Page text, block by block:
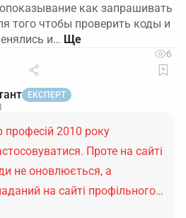
как запрашивать
того чтобы проверить коды и
и…
6
ЕКСПЕРТ
професій 2010 року
Проте на сайті
не оновлюється, а
на сайті профільного…